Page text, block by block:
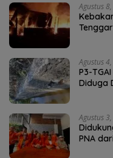
Agustus
Agustus
P3-
Diduga
Agustus
PNA